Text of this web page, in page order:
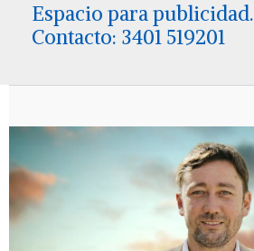
Espacio para publicidad.
Contacto: 3401 519201